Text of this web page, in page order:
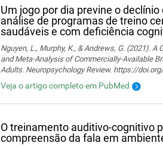
Um jogo por dia previne o
análise de programas de treino
saudáveis ​​e com deficiência
Nguyen, L., Murphy, K., & Andrews, G. (2021).
and Meta-Analysis of Commercially-Available
Adults. Neuropsychology Review. https://
Veja o artigo completo em PubMed
O treinamento auditivo-cognitivo
compreensão da fala em